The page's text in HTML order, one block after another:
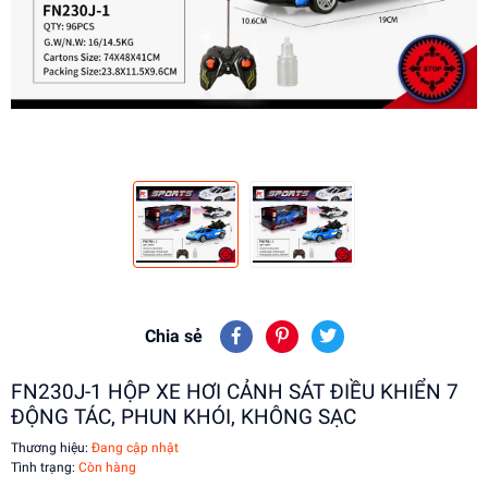
Chia sẻ
FN230J-1 HỘP XE HƠI CẢNH SÁT ĐIỀU KHIỂN 7
ĐỘNG TÁC, PHUN KHÓI, KHÔNG SẠC
Thương hiệu: Đang cập nhật
Tình trạng: Còn hàng